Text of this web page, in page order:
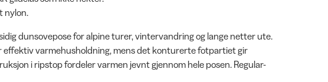
nylon.
dunsovepose for alpine turer, vintervandring og lange netter ute.
varmehusholdning, mens det konturerte fotpartiet gir
i ripstop fordeler varmen jevnt gjennom hele posen. Regular-